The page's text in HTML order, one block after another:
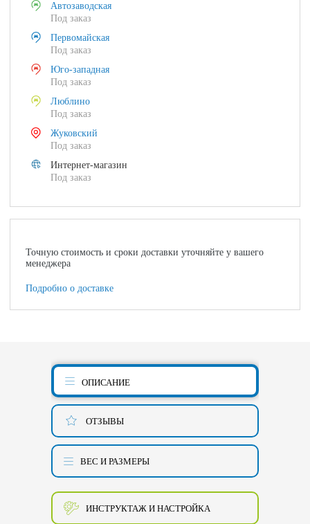
Автозаводская
Под заказ
Первомайская
Под заказ
Юго-западная
Под заказ
Люблино
Под заказ
Жуковский
Под заказ
Интернет-магазин
Под заказ
Точную стоимость и сроки доставки уточняйте у вашего
менеджера
Подробно о доставке
ОПИСАНИЕ
ОТЗЫВЫ
ВЕС И РАЗМЕРЫ
ИНСТРУКТАЖ И НАСТРОЙКА